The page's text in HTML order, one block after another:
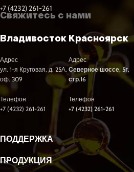
+7 (4232) 261-261
Свяжитесь с нами
Владивосток
Адрес
ул. 1-я Круговая, д. 25А,
оф. 309
Телефон
+7 (4232) 261-261
Красноярск
Адрес
Северное шоссе, 5г,
стр.16
Телефон
+7 (4232) 261-261
ПОДДЕРЖКА
ПРОДУКЦИЯ